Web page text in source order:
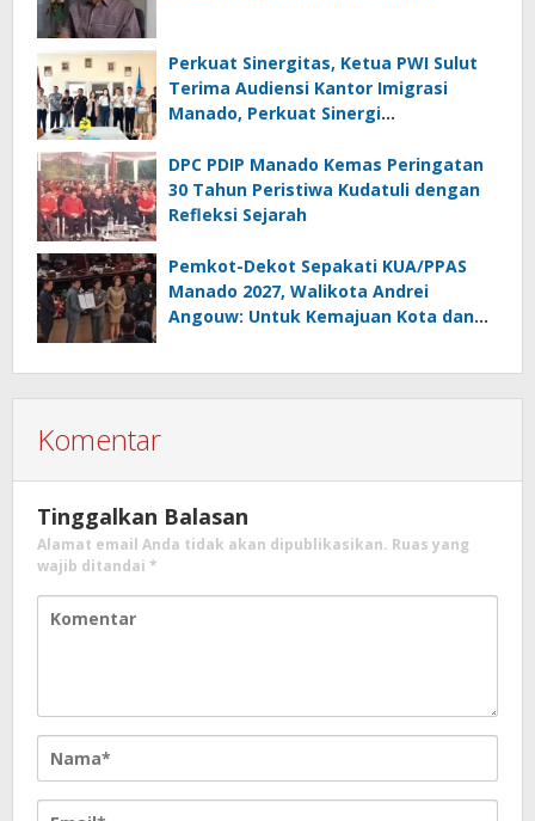
Perkuat Sinergitas, Ketua PWI Sulut
Terima Audiensi Kantor Imigrasi
Manado, Perkuat Sinergi
Keimigrasian
DPC PDIP Manado Kemas Peringatan
30 Tahun Peristiwa Kudatuli dengan
Refleksi Sejarah
Pemkot-Dekot Sepakati KUA/PPAS
Manado 2027, Walikota Andrei
Angouw: Untuk Kemajuan Kota dan
Komentar
Tinggalkan Balasan
Alamat email Anda tidak akan dipublikasikan. Ruas yang
wajib ditandai *